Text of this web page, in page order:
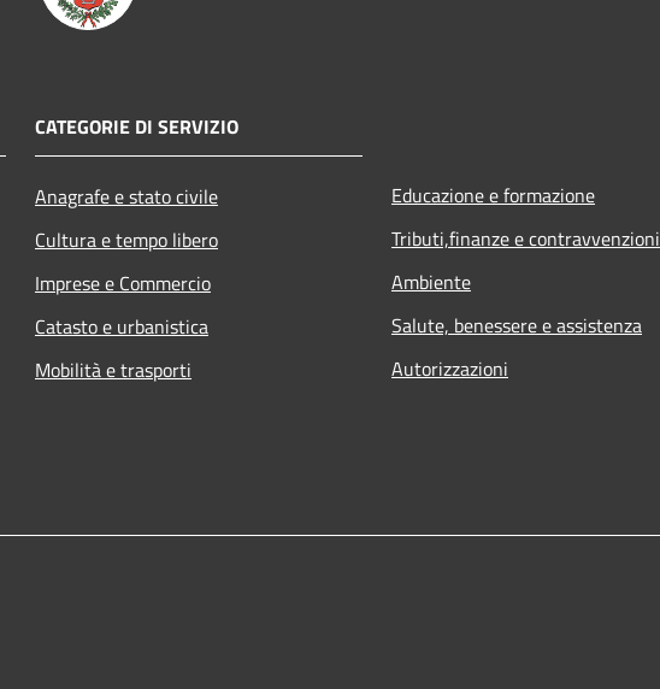
CATEGORIE DI SERVIZIO
Anagrafe e stato civile
Cultura e tempo libero
Imprese e Commercio
Catasto e urbanistica
Mobilità e trasporti
Educazione e formazione
Tributi,finanze e contravvenzioni
Ambiente
Salute, benessere e assistenza
Autorizzazioni